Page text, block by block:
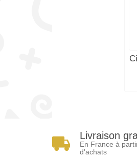
Livraison
En France à
d'achats